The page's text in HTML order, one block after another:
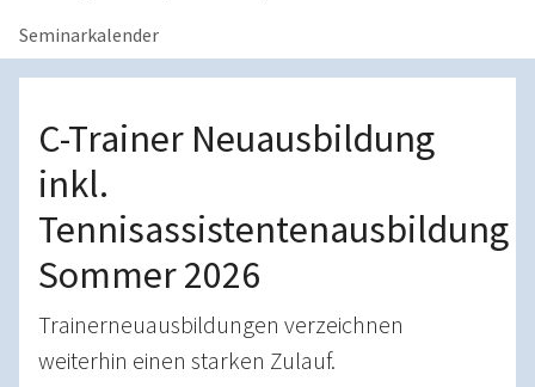
Seminarkalender
C-Trainer Neuausbildung
inkl.
Tennisassistentenausbildung
Sommer 2026
Trainerneuausbildungen verzeichnen
weiterhin einen starken Zulauf.